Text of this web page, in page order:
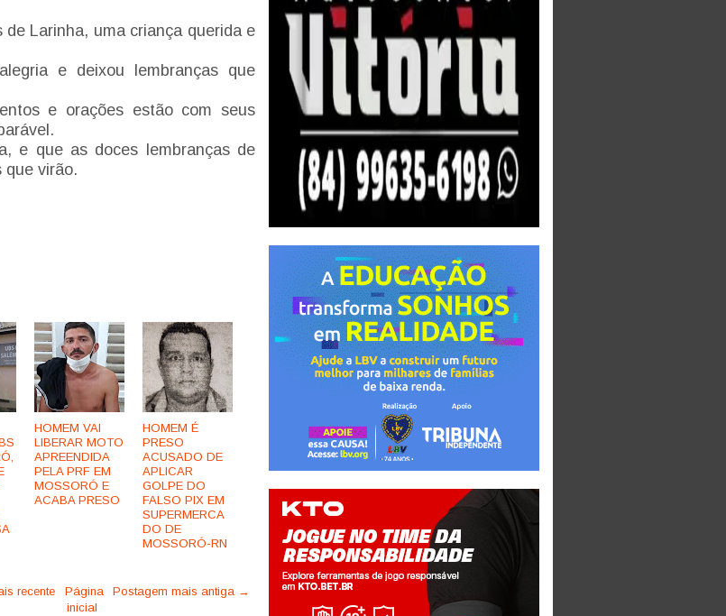
Larinha, uma criança querida e
e deixou lembranças que
e orações estão com seus
e que as doces lembranças de
que virão.
HOMEM VAI
LIBERAR MOTO
APREENDIDA
PELA PRF EM
MOSSORÓ E
ACABA PRESO
HOMEM É
PRESO
ACUSADO DE
APLICAR
GOLPE DO
FALSO PIX EM
SUPERMERCA
DO DE
MOSSORÓ-RN
recente Postagem mais antiga →
Página
inicial